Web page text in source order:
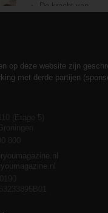
De kracht van
Stiefouderschap en
relaties
moeite!
op deze website zijn
met derde partijen